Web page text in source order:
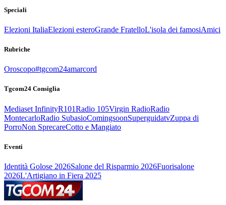
Speciali
Elezioni ItaliaElezioni esteroGrande FratelloL'isola dei famosiAmici
Rubriche
Oroscopo#tgcom24amarcord
Tgcom24 Consiglia
Mediaset InfinityR101Radio 105Virgin RadioRadio
MontecarloRadio SubasioComingsoonSuperguidatvZuppa di
PorroNon SprecareCotto e Mangiato
Eventi
Identità Golose 2026Salone del Risparmio 2026Fuorisalone
2026L'Artigiano in Fiera 2025